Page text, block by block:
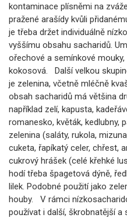
kontaminace plísněmi na
pražené arašídy kvůli
je třeba držet individuálně
vyššímu obsahu sacharidů.
ořechové a semínkové
kokosová. Další velkou
je zelenina, včetně mléčně
obsah sacharidů má většina
například zelí, kapusta,
romanesko, květák, kedlubny,
zelenina (saláty, rukola,
cuketa, řapíkatý celer, chřest,
cukrový hrášek (celé křehké
hodí třeba špagetová dýně,
lilek. Podobné použití jako
houby. V rámci
používat i další, škrobnatější a